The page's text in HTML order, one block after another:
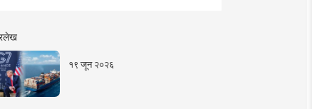
१९ जून २०२६